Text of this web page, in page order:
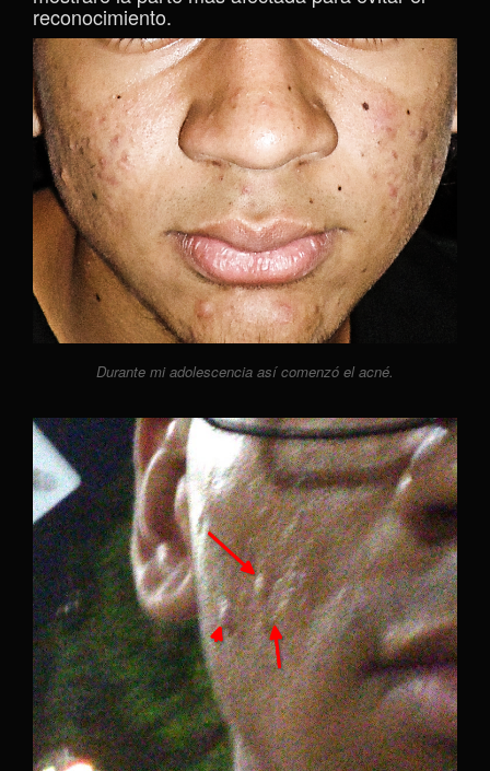
reconocimiento.
Durante mi adolescencia así comenzó el acné.